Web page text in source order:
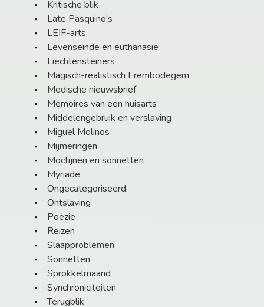
Kritische blik
Late Pasquino's
LEIF-arts
Levenseinde en euthanasie
Liechtensteiners
Magisch-realistisch Erembodegem
Medische nieuwsbrief
Memoires van een huisarts
Middelengebruik en verslaving
Miguel Molinos
Mijmeringen
Moctijnen en sonnetten
Myriade
Ongecategoriseerd
Ontslaving
Poëzie
Reizen
Slaapproblemen
Sonnetten
Sprokkelmaand
Synchroniciteiten
Terugblik